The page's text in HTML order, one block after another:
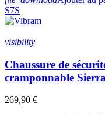
S7S
visibility
Chaussure de
cramponnable Sierra
269,90 €